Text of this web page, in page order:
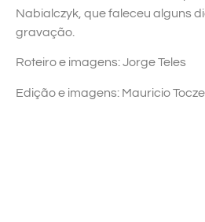
Nabialczyk, que faleceu alguns
gravação.
Roteiro e imagens: Jorge Teles
Edição e imagens: Mauricio